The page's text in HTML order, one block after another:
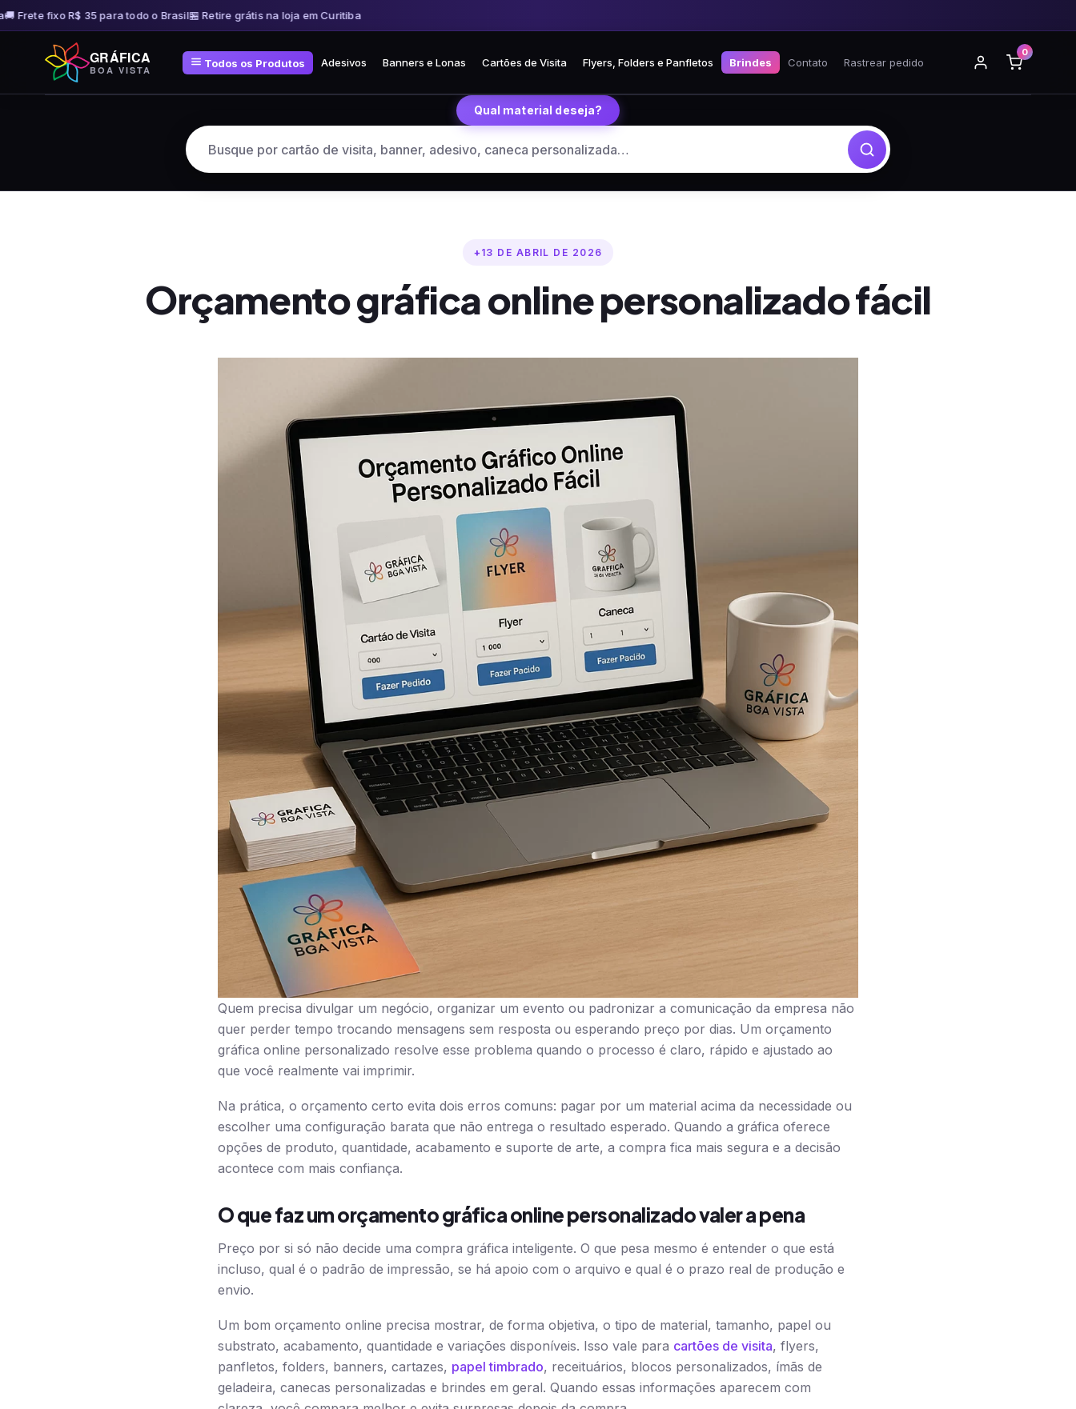
Frete fixo R$ 35 para todo o Brasil🏪 Retire grátis na loja em Curitiba🚚 Frete fixo R$ 35 para todo o Brasil
conteúdo
GRÁFICA
BOA VISTA
Todos os Produtos Adesivos Banners e Lonas Cartões de Visita Flyers, Folders e Panfletos Brindes Contato Rastrear pedido
0
Qual material deseja?
13 DE ABRIL DE 2026
Orçamento gráfica online personalizado fácil
Quem precisa divulgar um negócio, organizar um evento ou padronizar a comunicação da empresa não
quer perder tempo trocando mensagens sem resposta ou esperando preço por dias. Um orçamento
gráfica online personalizado resolve esse problema quando o processo é claro, rápido e ajustado ao
que você realmente vai imprimir.
Na prática, o orçamento certo evita dois erros comuns: pagar por um material acima da necessidade ou
escolher uma configuração barata que não entrega o resultado esperado. Quando a gráfica oferece
opções de produto, quantidade, acabamento e suporte de arte, a compra fica mais segura e a decisão
acontece com mais confiança.
O que faz um orçamento gráfica online personalizado valer a pena
Preço por si só não decide uma compra gráfica inteligente. O que pesa mesmo é entender o que está
incluso, qual é o padrão de impressão, se há apoio com o arquivo e qual é o prazo real de produção e
envio.
Um bom orçamento online precisa mostrar, de forma objetiva, o tipo de material, tamanho, papel ou
substrato, acabamento, quantidade e variações disponíveis. Isso vale para cartões de visita, flyers,
panfletos, folders, banners, cartazes, papel timbrado, receituários, blocos personalizados, ímãs de
geladeira, canecas personalizadas e brindes em geral. Quando essas informações aparecem com